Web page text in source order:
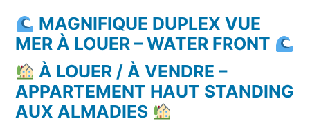
MAGNIFIQUE DUPLEX VUE
MER À LOUER – WATER FRONT
À LOUER / À VENDRE –
APPARTEMENT HAUT STANDING
AUX ALMADIES